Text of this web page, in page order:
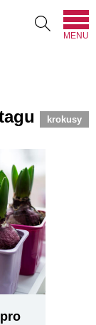
MENU
krokusy